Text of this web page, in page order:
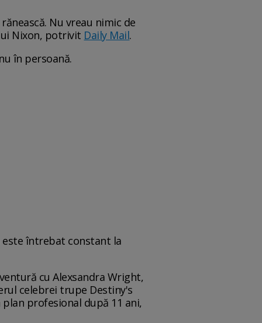
Nu vreau nimic de
Nixon, potrivit Daily Mail.
în persoană.
este întrebat constant la
cu Alexsandra Wright,
celebrei trupe Destiny's
profesional după 11 ani,